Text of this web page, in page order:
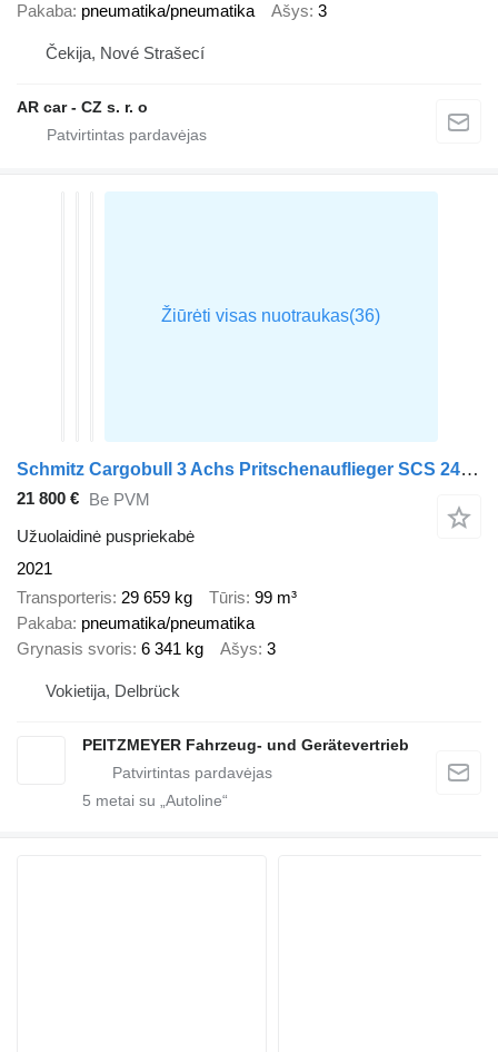
Pakaba pneumatika/pneumatika Ašys 3
Čekija, Nové Strašecí
AR car - CZ s. r. o
Schmitz Cargobull 3 Achs Pritschenauflieger SCS 24/L-13.62 Mega, Power-Curtain Ju
21 800 € Be PVM
Užuolaidinė puspriekabė
2021
Transporteris 29 659 kg Tūris 99 m³
Pakaba pneumatika/pneumatika
Grynasis svoris 6 341 kg Ašys 3
Vokietija, Delbrück
PEITZMEYER Fahrzeug- und Gerätevertrieb
5 metai su „Autoline“